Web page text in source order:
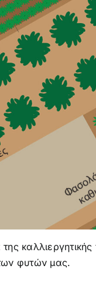
φυτών μας.